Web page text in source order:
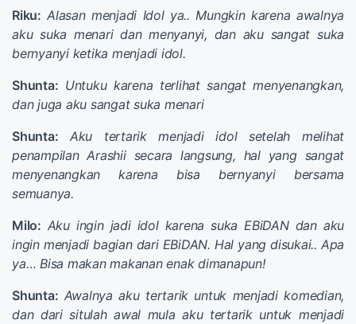
Riku: Alasan menjadi Idol ya.. Mungkin karena awalnya
aku suka menari dan menyanyi, dan aku sangat suka
bernyanyi ketika menjadi idol.
Shunta: Untuku karena terlihat sangat menyenangkan,
dan juga aku sangat suka menari
Shunta:
Aku tertarik menjadi idol setelah melihat
penampilan Arashii secara langsung, hal yang sangat
menyenangkan karena bisa bernyanyi bersama
semuanya.
Milo: Aku ingin jadi idol karena suka EBiDAN dan aku
ingin menjadi bagian dari EBiDAN. Hal yang disukai.. Apa
ya… Bisa makan makanan enak dimanapun!
Shunta: Awalnya aku tertarik untuk menjadi komedian,
dan dari situlah awal mula aku tertarik untuk menjadi